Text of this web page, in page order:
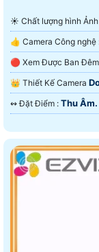
☀️ Chất lượng hình
👑 Thiết Kế Camera
️↭ Đặt Điểm : Thu Âm.